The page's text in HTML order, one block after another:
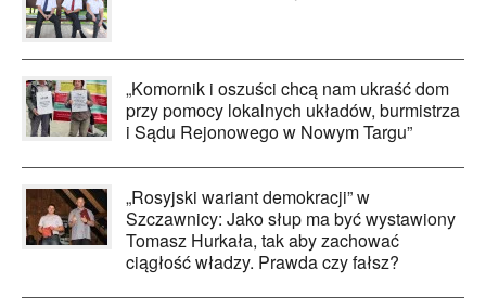
„Komornik i oszuści chcą nam ukraść dom
przy pomocy lokalnych układów, burmistrza
i Sądu Rejonowego w Nowym Targu”
„Rosyjski wariant demokracji” w
Szczawnicy: Jako słup ma być wystawiony
Tomasz Hurkała, tak aby zachować
ciągłość władzy. Prawda czy fałsz?